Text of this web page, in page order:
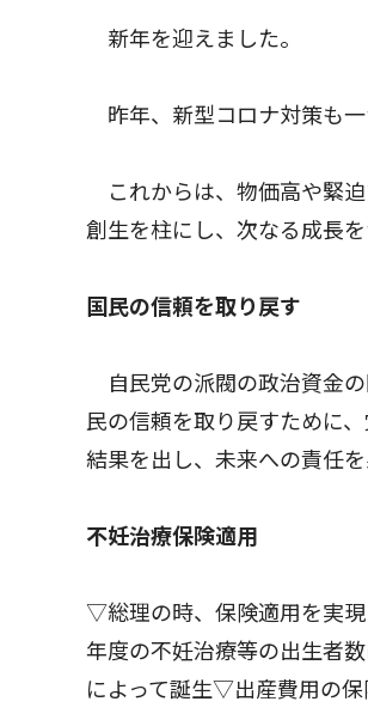
新年を迎えました。
昨年、新型コロナ対策も一
これからは、物価高や緊
創生を柱にし、次なる成長
国民の信頼を取り戻す
自民党の派閥の政治資金の
民の信頼を取り戻すために
結果を出し、未来への責任を
不妊治療保険適用
▽総理の時、保険適用を実
年度の不妊治療等の出生者
によって誕生▽出産費用の